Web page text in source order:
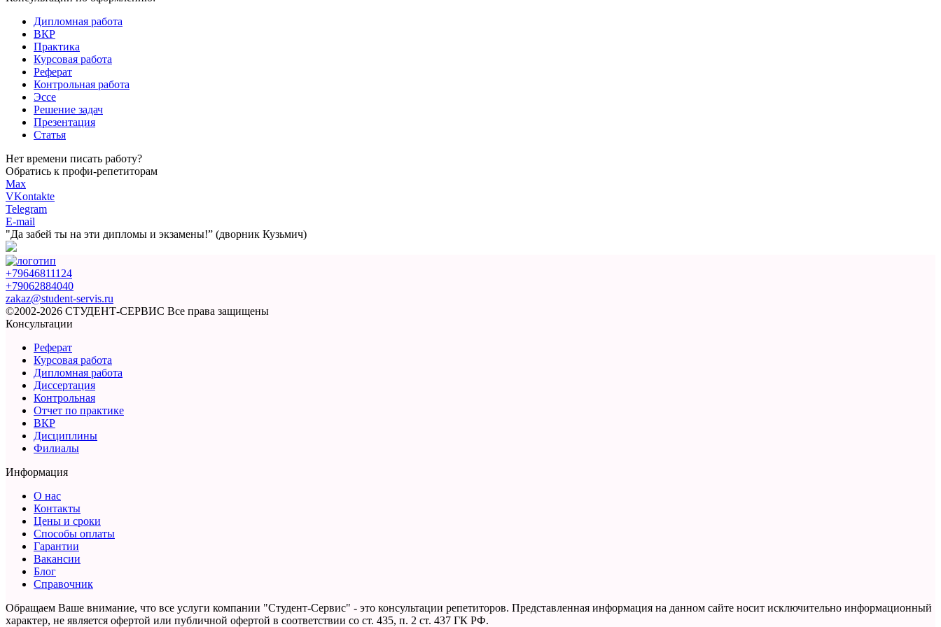
Дипломная работа
ВКР
Практика
Курсовая работа
Реферат
Контрольная работа
Эссе
Решение задач
Презентация
Статья
Нет времени писать работу?
Обратись к профи-репетиторам
Max
VKontakte
Telegram
E-mail
"Да забей ты на эти дипломы и экзамены!” (дворник Кузьмич)
+79646811124
+79062884040
zakaz@student-servis.ru
©2002-2026 СТУДЕНТ-СЕРВИС Все права защищены
Консультации
Реферат
Курсовая работа
Дипломная работа
Диссертация
Контрольная
Отчет по практике
ВКР
Дисциплины
Филиалы
Информация
О нас
Контакты
Цены и сроки
Способы оплаты
Гарантии
Вакансии
Блог
Справочник
Обращаем Ваше внимание, что все услуги компании "Студент-Сервис" - это консультации репетиторов. Представленная информация на данном сайте носит исключительно информационный
характер, не является офертой или публичной офертой в соответствии со ст. 435, п. 2 ст. 437 ГК РФ.